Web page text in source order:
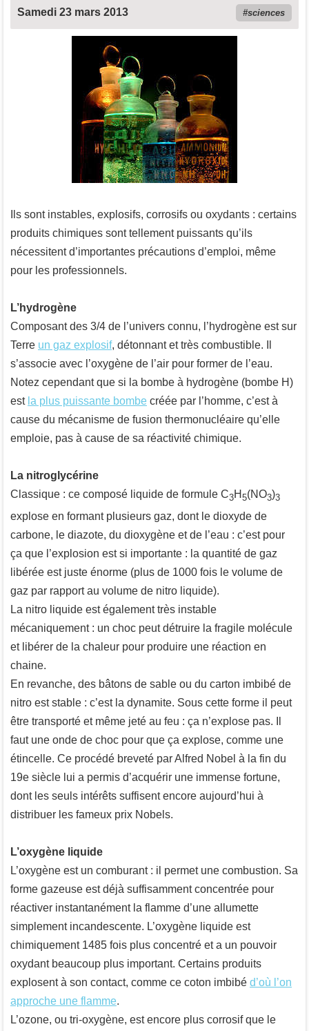
Samedi 23 mars 2013 sciences
Ils sont instables, explosifs, corrosifs ou oxydants : certains
produits chimiques sont tellement puissants qu’ils
nécessitent d’importantes précautions d’emploi, même
pour les professionnels.
L’hydrogène
Composant des 3/4 de l’univers connu, l’hydrogène est sur
Terre un gaz explosif, détonnant et très combustible. Il
s’associe avec l’oxygène de l’air pour former de l’eau.
Notez cependant que si la bombe à hydrogène (bombe H)
est la plus puissante bombe créée par l’homme, c’est à
cause du mécanisme de fusion thermonucléaire qu’elle
emploie, pas à cause de sa réactivité chimique.
La nitroglycérine
Classique : ce composé liquide de formule C3H 5(NO3)3
explose en formant plusieurs gaz, dont le dioxyde de
carbone, le diazote, du dioxygène et de l’eau : c’est pour
ça que l’explosion est si importante : la quantité de gaz
libérée est juste énorme (plus de 1000 fois le volume de
gaz par rapport au volume de nitro liquide).
La nitro liquide est également très instable
mécaniquement : un choc peut détruire la fragile molécule
et libérer de la chaleur pour produire une réaction en
chaine.
En revanche, des bâtons de sable ou du carton imbibé de
nitro est stable : c’est la dynamite. Sous cette forme il peut
être transporté et même jeté au feu : ça n’explose pas. Il
faut une onde de choc pour que ça explose, comme une
étincelle. Ce procédé breveté par Alfred Nobel à la fin du
19e siècle lui a permis d’acquérir une immense fortune,
dont les seuls intérêts suffisent encore aujourd’hui à
distribuer les fameux prix Nobels.
L’oxygène liquide
L’oxygène est un comburant : il permet une combustion. Sa
forme gazeuse est déjà suffisamment concentrée pour
réactiver instantanément la flamme d’une allumette
simplement incandescente. L’oxygène liquide est
chimiquement 1485 fois plus concentré et a un pouvoir
oxydant beaucoup plus important. Certains produits
explosent à son contact, comme ce coton imbibé d’où l’on
approche une flamme.
L’ozone, ou tri-oxygène, est encore plus corrosif que le